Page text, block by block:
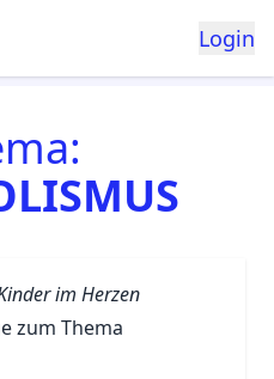
Login
im Herzen
zum Thema